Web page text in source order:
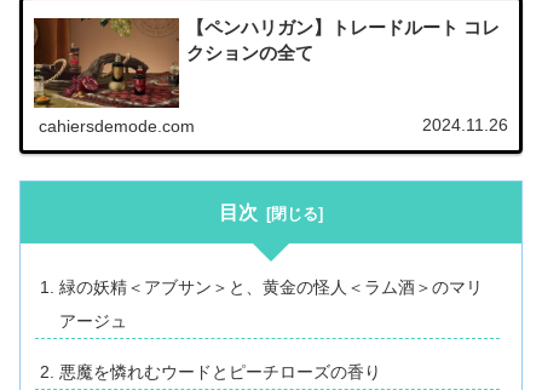
【ペンハリガン】トレードルート コレ
クションの全て
cahiersdemode.com 2024.11.26
目次
緑の妖精＜アブサン＞と、黄金の怪人＜ラム酒＞のマリ
アージュ
悪魔を憐れむウードとピーチローズの香り